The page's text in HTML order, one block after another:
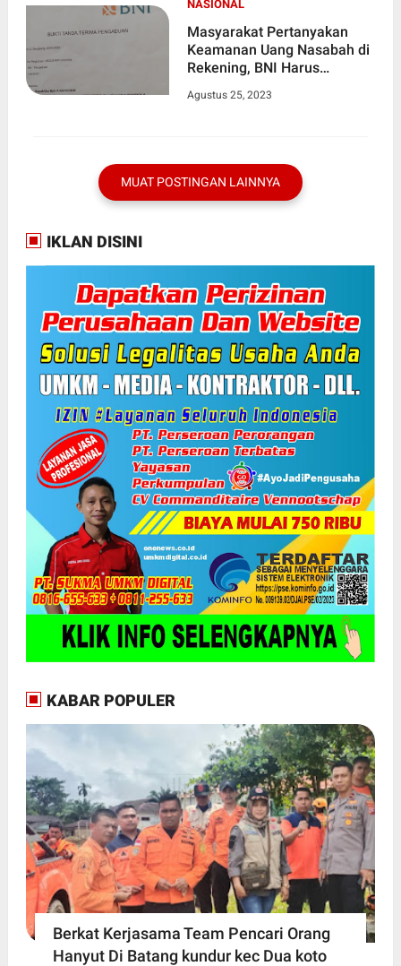
NASIONAL
Masyarakat Pertanyakan
Keamanan Uang Nasabah di
Rekening, BNI Harus
Hilang
Agustus 25, 2023
MUAT POSTINGAN LAINNYA
IKLAN DISINI
KABAR POPULER
Berkat Kerjasama Team Pencari Orang
Hanyut Di Batang kundur kec Dua koto